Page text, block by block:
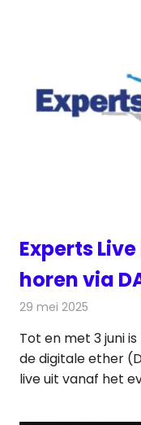
Experts
horen via
29 mei 2025
Tot en met 3 juni
de digitale ether
live uit vanaf het